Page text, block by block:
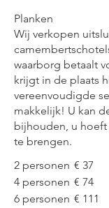
Planken
Wij verkopen
waarborg betaalt
krijgt in de plaats
vereenvoudigde
makkelijk! U kan
bijhouden, u
te brengen.
2 personen € 37
4 personen € 74
6 personen € 111